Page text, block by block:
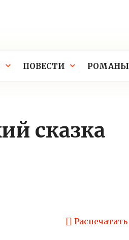
ПОВЕСТИ РОМАНЫ
Распечатать